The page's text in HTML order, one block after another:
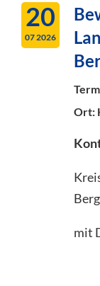
20
07 2026
Ort:
mit